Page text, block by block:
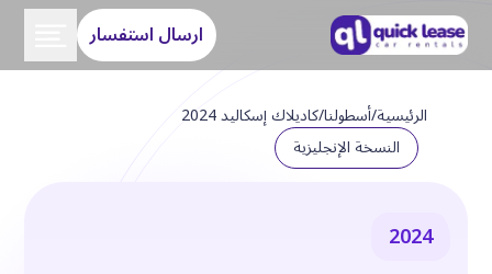
ارسال استفسار
الرئيسية/أسطولنا/كاديلاك إسكاليد 2024
النسخة الإنجليزية
2024